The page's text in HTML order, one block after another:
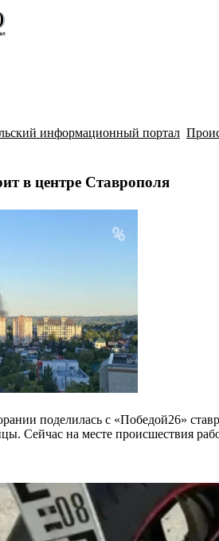
информационный портал
в центре Ставрополя
поделилась с «Победой26»
Сейчас на месте происшествия